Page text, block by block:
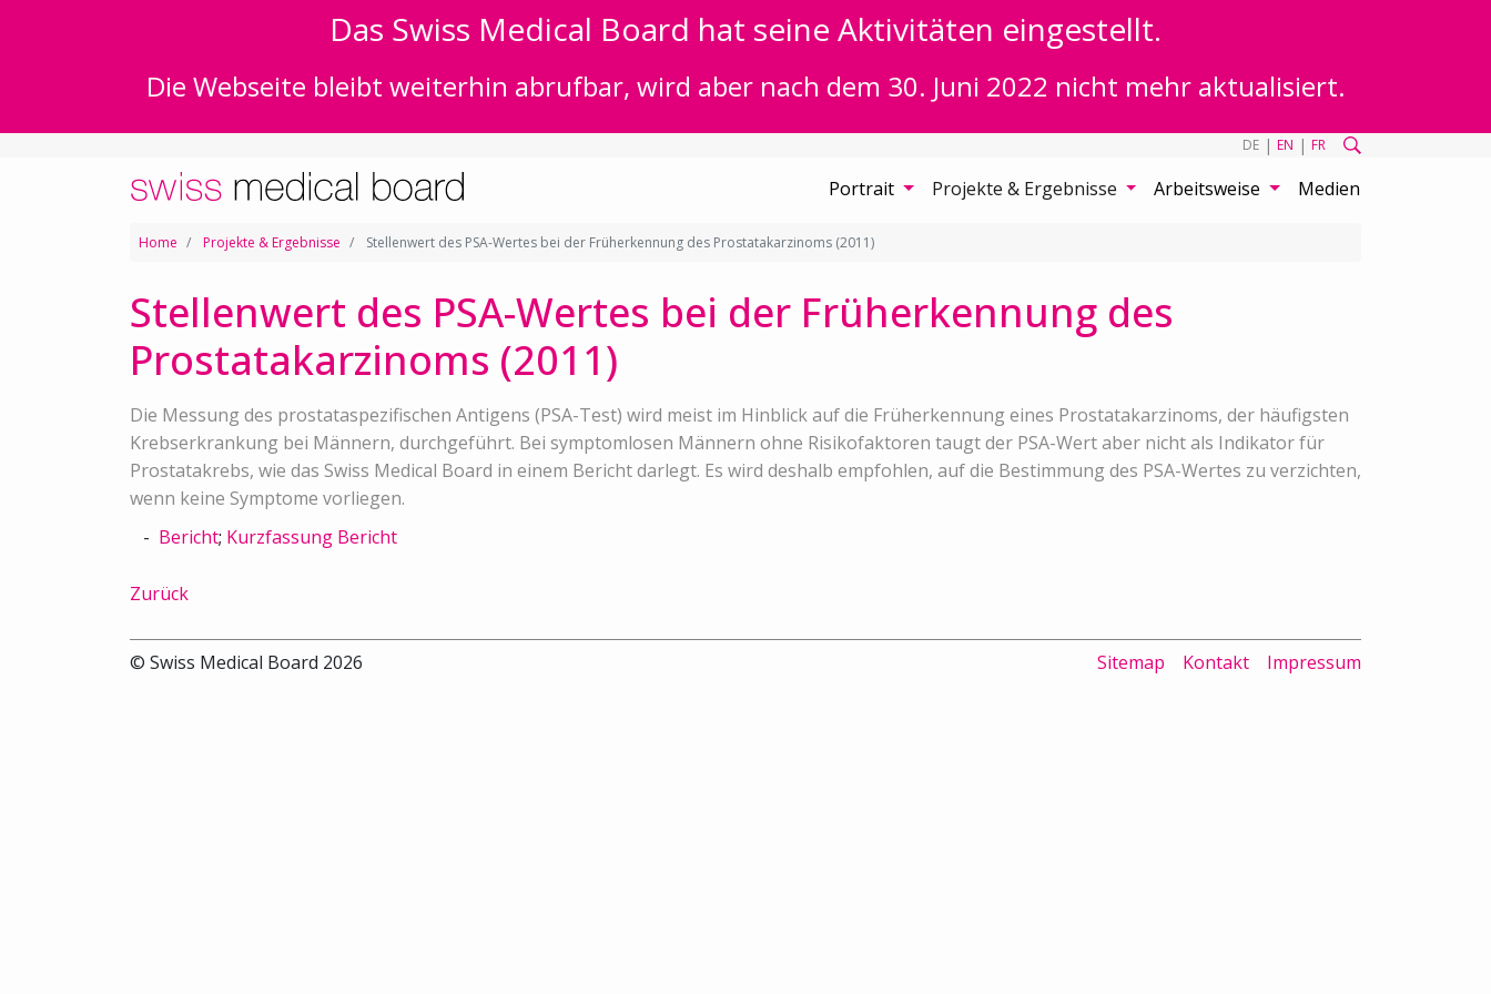
Das Swiss Medical Board hat seine Aktivitäten eingestellt.
Die Webseite bleibt weiterhin abrufbar, wird aber nach dem 30. Juni 2022 nicht mehr aktualisiert.
DE | EN | FR
Portrait Projekte & Ergebnisse Arbeitsweise Medien
Home Projekte & Ergebnisse Stellenwert des PSA-Wertes bei der Früherkennung des Prostatakarzinoms (2011)
Stellenwert des PSA-Wertes bei der Früherkennung des
Prostatakarzinoms (2011)
Die Messung des prostataspezifischen Antigens (PSA-Test) wird meist im Hinblick auf die Früherkennung eines Prostatakarzinoms, der häufigsten
Krebserkrankung bei Männern, durchgeführt. Bei symptomlosen Männern ohne Risikofaktoren taugt der PSA-Wert aber nicht als Indikator für
Prostatakrebs, wie das Swiss Medical Board in einem Bericht darlegt. Es wird deshalb empfohlen, auf die Bestimmung des PSA-Wertes zu verzichten,
wenn keine Symptome vorliegen.
Bericht; Kurzfassung Bericht
Zurück
© Swiss Medical Board 2026 Sitemap Kontakt Impressum